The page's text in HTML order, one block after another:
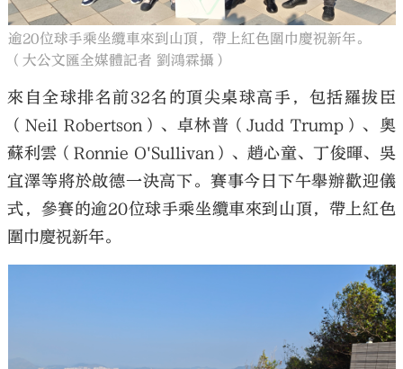
逾20位球手乘坐纜車來到山頂，帶上紅色圍巾慶祝新年。
（大公文匯全媒體記者 劉鴻霖攝）
來自全球排名前32名的頂尖桌球高手，包括羅拔臣
（Neil Robertson）、卓林普（Judd Trump）、奧
蘇利雲（Ronnie O'Sullivan）、趙心童、丁俊暉、吳
宜澤等將於啟德一決高下。賽事今日下午舉辦歡迎儀
式，參賽的逾20位球手乘坐纜車來到山頂，帶上紅色
圍巾慶祝新年。